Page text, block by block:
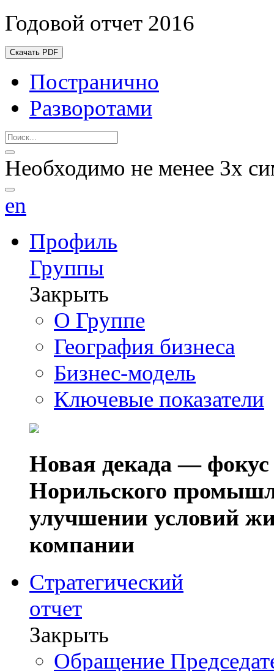
Годовой отчет 2016
Скачать PDF
Постранично
Разворотами
Необходимо не менее 3х
en
Профиль
Группы
Закрыть
О Группе
География бизнеса
Бизнес-модель
Ключевые показатели
Новая декада — фокус
Норильского
улучшении условий
компании
Стратегический
отчет
Закрыть
Обращение